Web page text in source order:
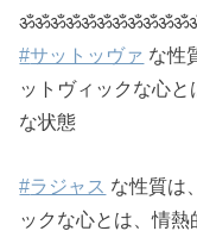
#サットッヴァ な性
ットヴィックな心
な状態
#ラジャス な性質は
ックな心とは、情